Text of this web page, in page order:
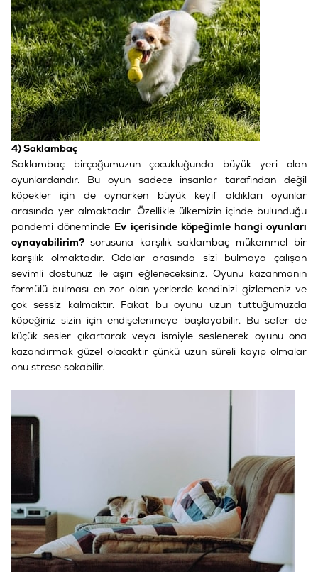
4) Saklambaç
Saklambaç birçoğumuzun çocukluğunda büyük yeri olan
oyunlardandır. Bu oyun sadece insanlar tarafından değil
köpekler için de oynarken büyük keyif aldıkları oyunlar
arasında yer almaktadır. Özellikle ülkemizin içinde bulunduğu
pandemi döneminde Ev içerisinde köpeğimle hangi oyunları
oynayabilirim? sorusuna karşılık saklambaç mükemmel bir
karşılık olmaktadır. Odalar arasında sizi bulmaya çalışan
sevimli dostunuz ile aşırı eğleneceksiniz. Oyunu kazanmanın
formülü bulması en zor olan yerlerde kendinizi gizlemeniz ve
çok sessiz kalmaktır. Fakat bu oyunu uzun tuttuğumuzda
köpeğiniz sizin için endişelenmeye başlayabilir. Bu sefer de
küçük sesler çıkartarak veya ismiyle seslenerek oyunu ona
kazandırmak güzel olacaktır çünkü uzun süreli kayıp olmalar
onu strese sokabilir.